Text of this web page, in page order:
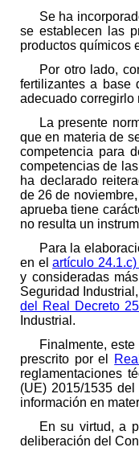
Se ha
se establecen las
productos químicos
Por otro lado,
fertilizantes a base
adecuado corregirlo
La presente
que en materia de
competencia para
competencias de
ha declarado
de 26 de
aprueba tiene
no resulta un
Para la
en elartículo
y consideradas
Seguridad
del Real Decreto
Industrial.
Finalmente,
prescrito por el
reglamentaciones
(UE) 2015/1535
información en
En su virtud, a
deliberación del